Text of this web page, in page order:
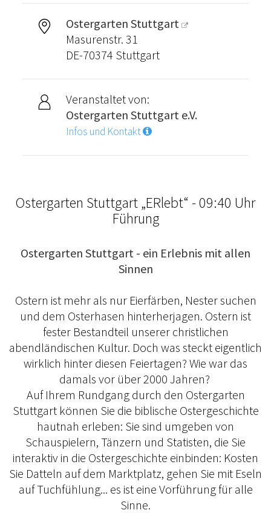
Ostergarten Stuttgart
Masurenstr. 31
DE-70374 Stuttgart
Veranstaltet von:
Ostergarten Stuttgart e.V.
Infos und Kontakt
Ostergarten Stuttgart „ERlebt“ - 09:40 Uhr
Führung
Ostergarten Stuttgart - ein Erlebnis mit allen
Sinnen
Ostern ist mehr als nur Eierfärben, Nester suchen
und dem Osterhasen hinterherjagen. Ostern ist
fester Bestandteil unserer christlichen
abendländischen Kultur. Doch was steckt eigentlich
wirklich hinter diesen Feiertagen? Wie war das
damals vor über 2000 Jahren?
Auf Ihrem Rundgang durch den Ostergarten
Stuttgart können Sie die biblische Ostergeschichte
hautnah erleben: Sie sind umgeben von
Schauspielern, Tänzern und Statisten, die Sie
interaktiv in die Ostergeschichte einbinden: Kosten
Sie Datteln auf dem Marktplatz, gehen Sie mit Eseln
auf Tuchfühlung... es ist eine Vorführung für alle
Sinne.